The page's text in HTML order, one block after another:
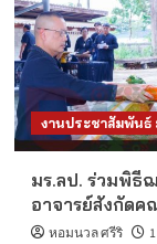
งานประชาสัมพันธ์
มร.ลป. ร่วมพิธี
อาจารย์สังกัดค
หอมนวล ศรีริ